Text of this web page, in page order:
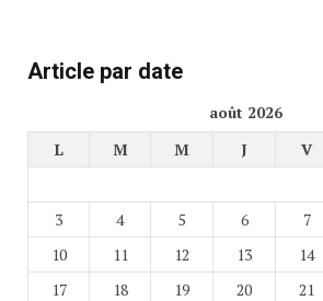
Article par date
août 2026
L
M M J V
3
4 5 6 7
10
11 12 13 14
17
18 19 20 21